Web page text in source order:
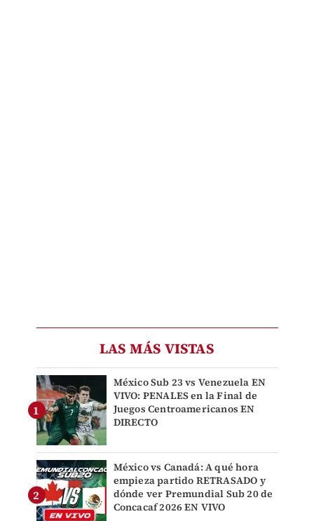
LAS MÁS VISTAS
México Sub 23 vs Venezuela EN
VIVO: PENALES en la Final de
Juegos Centroamericanos EN
DIRECTO
México vs Canadá: A qué hora
empieza partido RETRASADO y
dónde ver Premundial Sub 20 de
Concacaf 2026 EN VIVO